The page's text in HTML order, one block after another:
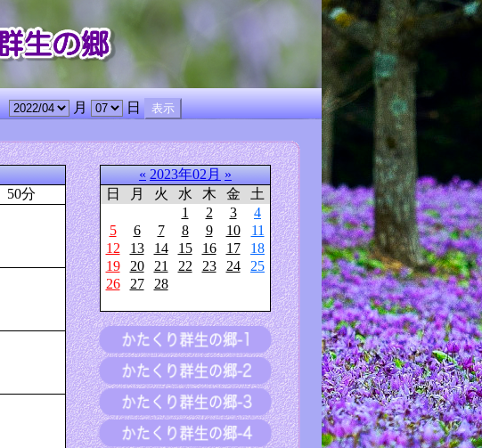
月 日
50分
« 2023年02月 »
日
月 火 水 木 金
土
1
2 3
4
5
6 7 8 9 10
11
12
13 14 15 16 17
18
19
20 21 22 23 24
25
26
27 28